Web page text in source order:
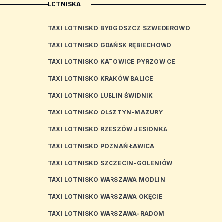
LOTNISKA
TAXI LOTNISKO BYDGOSZCZ SZWEDEROWO
TAXI LOTNISKO GDAŃSK RĘBIECHOWO
TAXI LOTNISKO KATOWICE PYRZOWICE
TAXI LOTNISKO KRAKÓW BALICE
TAXI LOTNISKO LUBLIN ŚWIDNIK
TAXI LOTNISKO OLSZTYN-MAZURY
TAXI LOTNISKO RZESZÓW JESIONKA
TAXI LOTNISKO POZNAŃ ŁAWICA
TAXI LOTNISKO SZCZECIN-GOLENIÓW
TAXI LOTNISKO WARSZAWA MODLIN
TAXI LOTNISKO WARSZAWA OKĘCIE
TAXI LOTNISKO WARSZAWA-RADOM